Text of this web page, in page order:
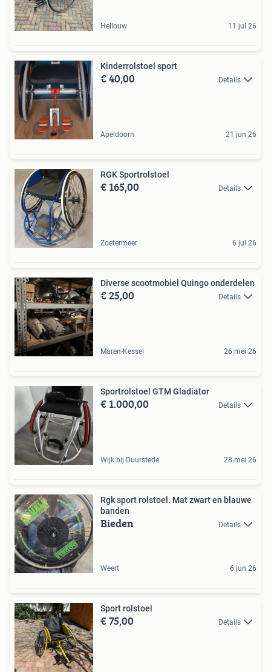
Hellouw 11 jul 26
Kinderrolstoel sport
€ 40,00 Details
Apeldoorn 21 jun 26
RGK Sportrolstoel
€ 165,00 Details
Zoetermeer 6 jul 26
Diverse scootmobiel Quingo onderdelen
€ 25,00 Details
Maren-Kessel 26 mei 26
Sportrolstoel GTM Gladiator
€ 1.000,00 Details
Wijk bij Duurstede 28 mei 26
Rgk sport rolstoel. Mat zwart en blauwe
banden
Bieden Details
Weert 6 jun 26
Sport rolstoel
€ 75,00 Details